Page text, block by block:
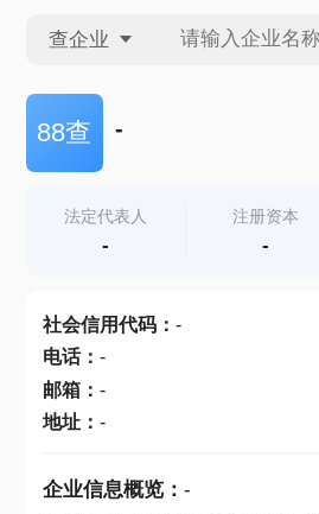
查企业
查企业
查产地
88查 -
法定代表人
-
注册资本
-
社会信用代码： -
电话： -
邮箱： -
地址： -
企业信息概览： -